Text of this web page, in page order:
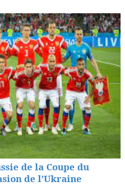
de la Coupe du
de l’Ukraine